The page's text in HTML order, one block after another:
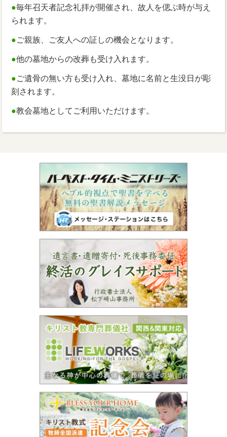
●毎年召天者記念礼拝が開催され、故人を偲ぶ時が与え
られます。
●ご親族、ご友人への証しの機会となります。
●他の墓地からの改葬も受け入れます。
●ご遺骨の無い方も受け入れ、墓地に名前と生没日が彫
刻されます。
●教会墓地としてご利用いただけます。